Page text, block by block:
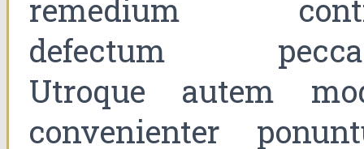
remedium
defectum
Utroque autem
convenienter